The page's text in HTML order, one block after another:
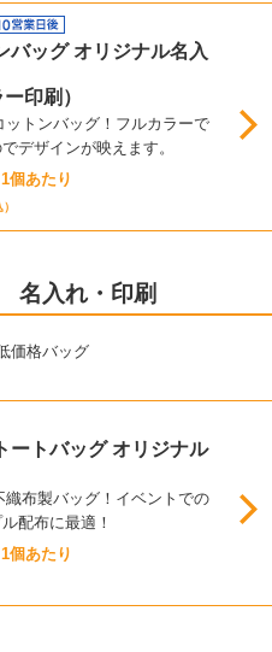
バッグ オリジナル名入
印刷）
ットンバッグ！フルカラーで
デザインが映えます。
個あたり
名入れ・印刷
価格バッグ
ートバッグ オリジナル
織布製バッグ！イベントでの
配布に最適！
個あたり